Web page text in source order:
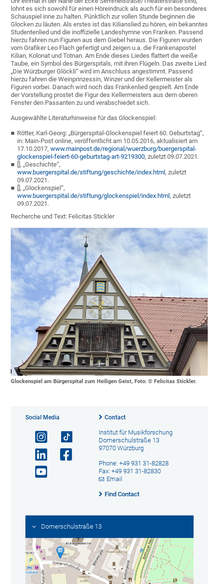
lohnt es sich sowohl für einen Höreindruck als auch für ein besonderes
Schauspiel inne zu halten. Pünktlich zur vollen Stunde beginnen die
Glocken zu läuten. Als erstes ist das Kilianslied zu hören, ein bekanntes
Studentenlied und die inoffizielle Landeshymne von Franken. Passend
hierzu fahren nun Figuren aus dem Giebel heraus. Die Figuren wurden
vom Grafiker Leo Flach gefertigt und zeigen u.a. die Frankenapostel
Kilian, Kolonat und Totnan. Am Ende dieses Liedes flattert die weiße
Taube, ein Symbol des Bürgerspitals, mit ihren Flügeln. Das zweite Lied
„Die Würzburger Glöckli“ wird im Anschluss angestimmt. Passend
hierzu fahren die Weinprinzessin, Winzer und der Kellermeister als
Figuren vorbei. Danach wird noch das Frankenlied gespielt. Am Ende
der Vorstellung prostet die Figur des Kellermeisters aus dem oberen
Fenster den Passanten zu und verabschiedet sich.
Ausgewählte Literaturhinweise für das Glockenspiel:
Rötter, Karl-Georg: „Bürgerspital-Glockenspiel feiert 60. Geburtstag“,
in: Main-Post online, veröffentlicht am 10.05.2016, aktualisiert am
17.10.2017,www.mainpost.de/regional/wuerzburg/buergerspital-
glockenspiel-feiert-60-geburtstag-art-9219300, zuletzt 09.07.2021.
[], „Geschichte“,
www.buergerspital.de/stiftung/geschichte/index.html, zuletzt
09.07.2021.
[], „Glockenspiel“,
www.buergerspital.de/stiftung/glockenspiel/index.html, zuletzt
09.07.2021.
Recherche und Text: Felicitas Stickler
Glockenspiel am Bürgerspital zum Heiligen Geist, Foto: © Felicitas Stickler.
Social Media Contact
Institut für Musikforschung
Domerschulstraße 13
97070 Würzburg
Phone: +49 931 31-82828
Fax: +49 931 31-82830
Email
Find Contact
Domerschulstraße 13